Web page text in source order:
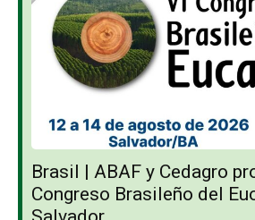
Brasil | ABAF y Cedagro
Congreso Brasileño del